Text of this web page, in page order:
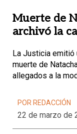
Muerte de
archivó la
La Justicia emitió
muerte de
allegados a la
POR REDACCIÓN
22 de marzo de